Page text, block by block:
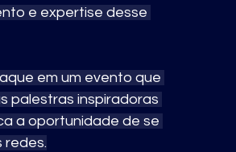
e expertise desse
em um evento que
palestras inspiradoras
a oportunidade de se
redes.